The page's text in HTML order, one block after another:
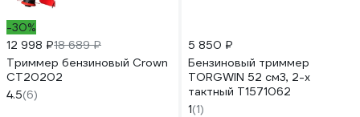
-30%
12 998 ₽18 689 ₽
Триммер бензиновый Crown
CT20202
4.5(6)
5 850 ₽
Бензиновый триммер
TORGWIN 52 см3, 2-х
тактный T1571062
1(1)